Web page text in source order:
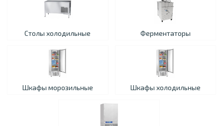
Столы холодильные Ферментаторы
Шкафы морозильные Шкафы холодильные